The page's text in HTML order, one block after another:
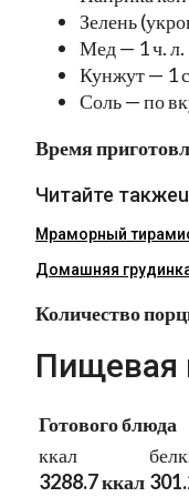
Зелень
Мед — 1 ч. л.
Кунжут — 1
Соль — по
Время
Читайте
Мраморный
Домашняя
Количество
Пищевая
Готового блюда
ккал
3288.7 ккал